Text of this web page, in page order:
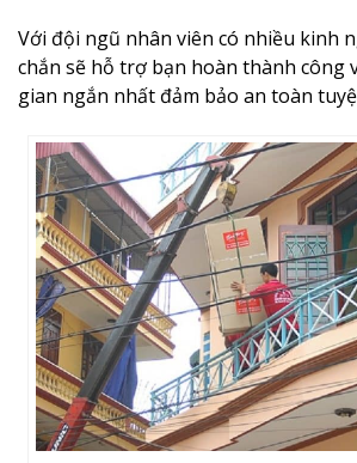
Với đội ngũ nhân viên có nhiều kinh
chắn sẽ hỗ trợ bạn hoàn thành công
gian ngắn nhất đảm bảo an toàn